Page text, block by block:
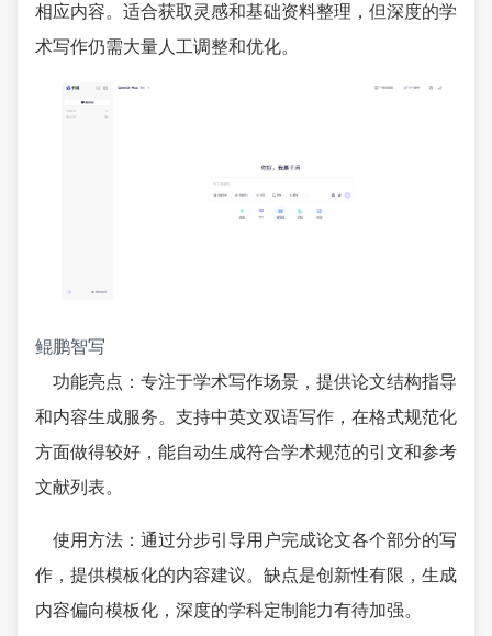
相应内容。适合获取灵感和基础资料整理，但深度的学
术写作仍需大量人工调整和优化。
鲲鹏智写
功能亮点：专注于学术写作场景，提供论文结构指导
和内容生成服务。支持中英文双语写作，在格式规范化
方面做得较好，能自动生成符合学术规范的引文和参考
文献列表。
使用方法：通过分步引导用户完成论文各个部分的写
作，提供模板化的内容建议。缺点是创新性有限，生成
内容偏向模板化，深度的学科定制能力有待加强。